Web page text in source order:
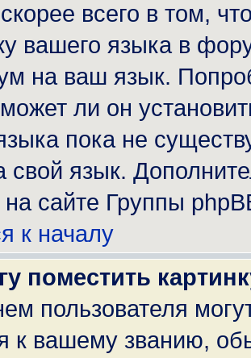
всего в том,
вашего языка в
на ваш язык.
ли он
пока не
свой язык.
на сайте Группы
к началу
поместить
пользователя
к вашему званию,